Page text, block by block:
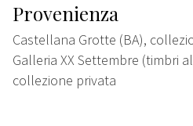
Provenienza
Castellana Grotte (BA),
Galleria XX Settembre (timbri
collezione privata